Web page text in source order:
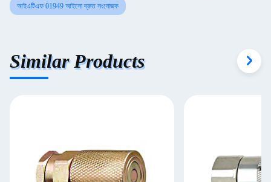
আইএটিএফ 01949 আইসো দ্রুত সংযোজক
Similar Products